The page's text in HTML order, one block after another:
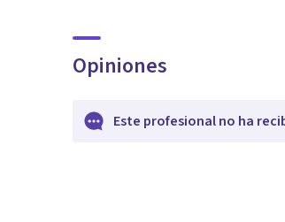
Opiniones
Este profesional no ha